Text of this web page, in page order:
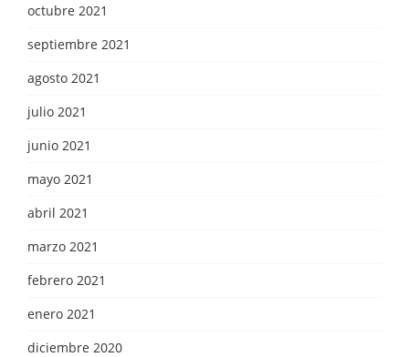
octubre 2021
septiembre 2021
agosto 2021
julio 2021
junio 2021
mayo 2021
abril 2021
marzo 2021
febrero 2021
enero 2021
diciembre 2020